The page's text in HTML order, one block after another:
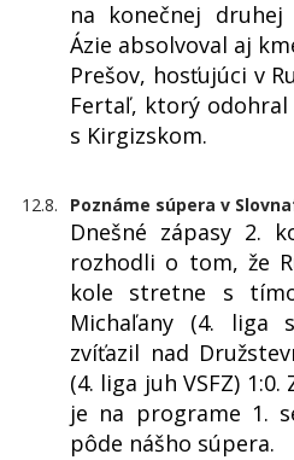
na konečnej
Ázie absolvoval aj
Prešov, hosťujúci v
Fertaľ, ktorý
s Kirgizskom.
12.8. Poznáme súpera v
Dnešné zápasy 2.
rozhodli o tom, že
kole stretne s
Michaľany (4. liga
zvíťazil nad
(4. liga juh VSFZ)
je na programe 1.
pôde nášho súpera.